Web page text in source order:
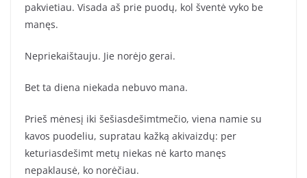
pakvietiau. Visada aš prie puodų, kol šventė vyko be
manęs.
Nepriekaištauju. Jie norėjo gerai.
Bet ta diena niekada nebuvo mana.
Prieš mėnesį iki šešiasdešimtmečio, viena namie su
kavos puodeliu, supratau kažką akivaizdų: per
keturiasdešimt metų niekas nė karto manęs
nepaklausė, ko norėčiau.